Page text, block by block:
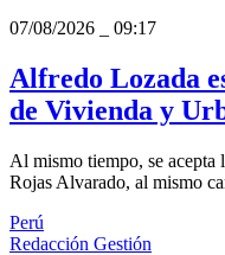
07/08/2026
09:17
Alfredo Lozada
de Vivienda y
Al mismo tiempo, se
Rojas Alvarado, al mismo
Perú
Redacción Gestión